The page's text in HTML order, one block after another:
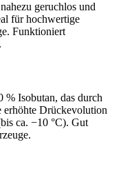
geruchlos und
für hochwertige
Funktioniert
% Isobutan, das durch
erhöhte Drückevolution
ca. −10 °C). Gut